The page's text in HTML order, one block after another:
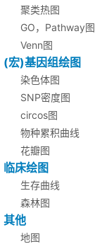
聚类热图
GO，Pathway图
Venn图
(宏)基因组绘图
染色体图
SNP密度图
circos图
物种累积曲线
花瓣图
临床绘图
生存曲线
森林图
其他
地图